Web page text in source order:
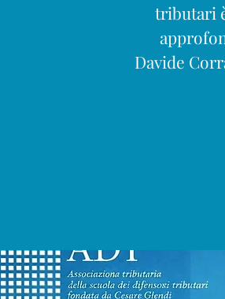
tributari
Davide